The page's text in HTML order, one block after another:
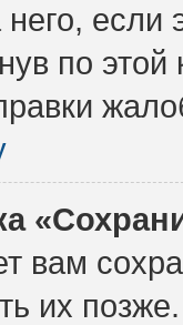
по этой
вам
их